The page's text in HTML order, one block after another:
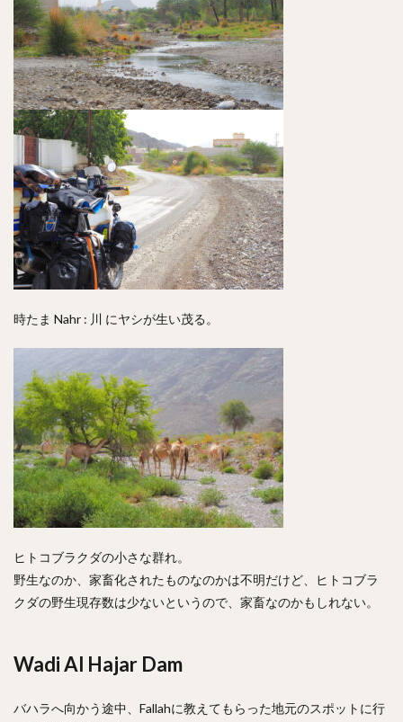
時たま Nahr : 川 にヤシが生い茂る。
ヒトコブラクダの小さな群れ。
野生なのか、家畜化されたものなのかは不明だけど、ヒトコブラ
クダの野生現存数は少ないというので、家畜なのかもしれない。
Wadi Al Hajar Dam
バハラへ向かう途中、Fallahに教えてもらった地元のスポットに行